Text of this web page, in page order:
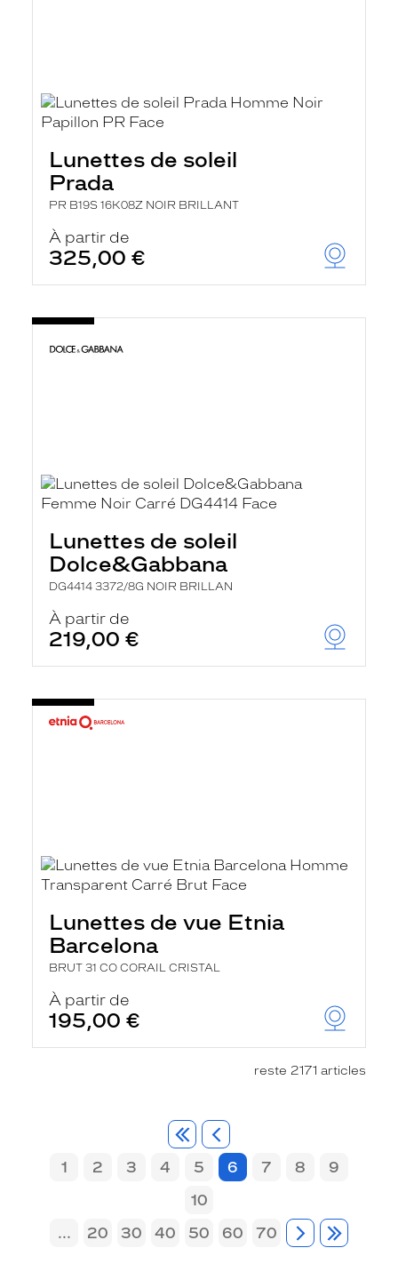
Lunettes de soleil
Prada
PR B19S 16K08Z NOIR BRILLANT
À partir de
325,00 €
Lunettes de soleil
Dolce&Gabbana
DG4414 3372/8G NOIR BRILLAN
À partir de
219,00 €
Lunettes de vue Etnia
Barcelona
BRUT 31 CO CORAIL CRISTAL
À partir de
195,00 €
reste 2171 articles
1 2 3 4 5 6 7 8
9
10
...
20 30 40 50 60 70